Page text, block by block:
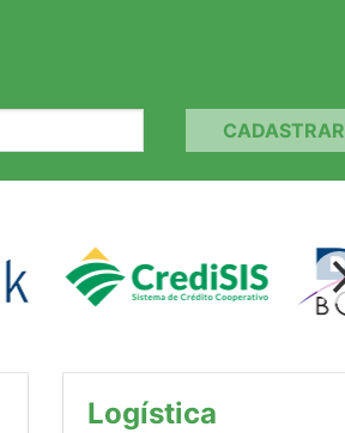
CADASTRAR
Logística